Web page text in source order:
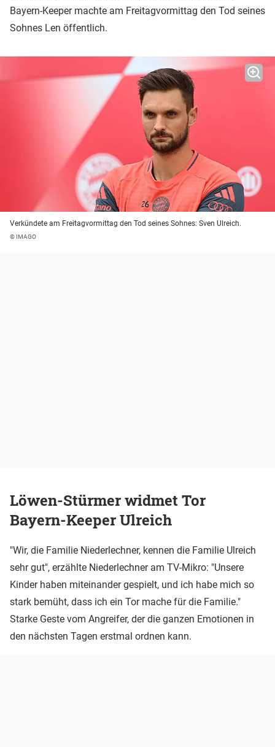
Bayern-Keeper machte am Freitagvormittag den Tod seines
Sohnes Len öffentlich.
Verkündete am Freitagvormittag den Tod seines Sohnes: Sven Ulreich.
© IMAGO
Löwen-Stürmer widmet Tor
Bayern-Keeper Ulreich
"Wir, die Familie Niederlechner, kennen die Familie Ulreich
sehr gut", erzählte Niederlechner am TV-Mikro: "Unsere
Kinder haben miteinander gespielt, und ich habe mich so
stark bemüht, dass ich ein Tor mache für die Familie."
Starke Geste vom Angreifer, der die ganzen Emotionen in
den nächsten Tagen erstmal ordnen kann.